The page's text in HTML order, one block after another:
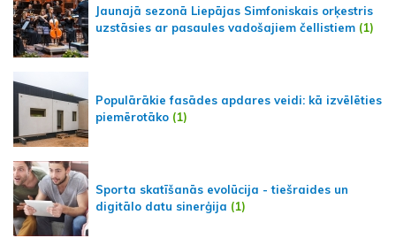
Jaunajā sezonā Liepājas Simfoniskais orķestris
uzstāsies ar pasaules vadošajiem čellistiem (1)
Populārākie fasādes apdares veidi: kā izvēlēties
piemērotāko (1)
Sporta skatīšanās evolūcija - tiešraides un
digitālo datu sinerģija (1)